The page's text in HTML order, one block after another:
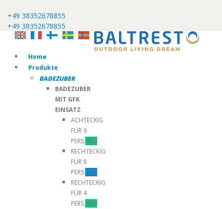
+49 38352678855
+49 38352678855
Home
Produkte
BADEZUBER
BADEZUBER
MIT GFK
EINSATZ
ACHTECKIG
FÜR 9
PERS.NEU
RECHTECKIG
FÜR 8
PERS.TOP
RECHTECKIG
FÜR 4
PERS.NEU